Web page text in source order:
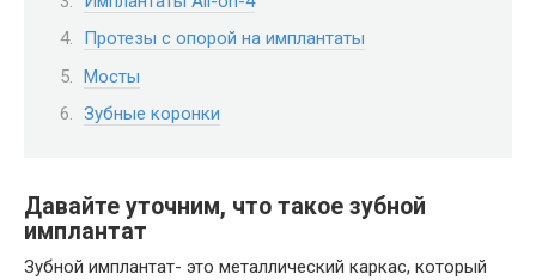
Протезы с опорой на имплантаты
Мосты
Зубные коронки
Давайте уточним, что такое зубной
имплантат
Зубной имплантат- это металлический каркас, который